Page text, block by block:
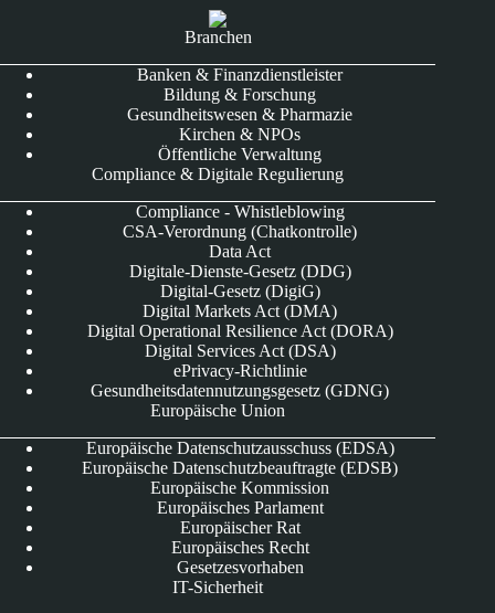
Branchen
Banken & Finanzdienstleister
Bildung & Forschung
Gesundheitswesen & Pharmazie
Kirchen & NPOs
Öffentliche Verwaltung
Compliance & Digitale Regulierung
Compliance - Whistleblowing
CSA-Verordnung (Chatkontrolle)
Data Act
Digitale-Dienste-Gesetz (DDG)
Digital-Gesetz (DigiG)
Digital Markets Act (DMA)
Digital Operational Resilience Act (DORA)
Digital Services Act (DSA)
ePrivacy-Richtlinie
Gesundheitsdatennutzungsgesetz (GDNG)
Europäische Union
Europäische Datenschutzausschuss (EDSA)
Europäische Datenschutzbeauftragte (EDSB)
Europäische Kommission
Europäisches Parlament
Europäischer Rat
Europäisches Recht
Gesetzesvorhaben
IT-Sicherheit